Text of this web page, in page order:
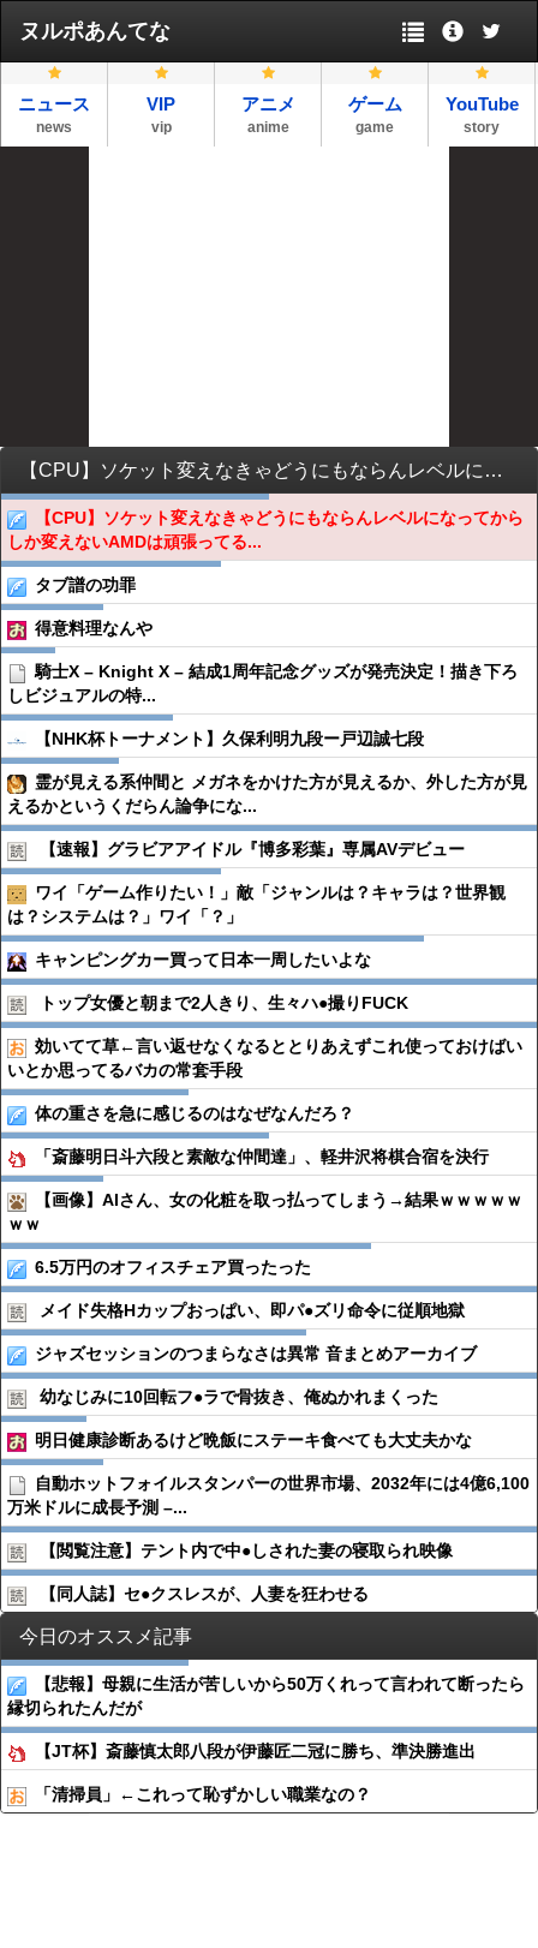
ヌルポあんてな
ニュース
news
VIP
vip
アニメ
anime
ゲーム
game
YouTube
story
【CPU】ソケット変えなきゃどうにもならんレベルになってからしか変えないAMDは頑張ってるな
【CPU】ソケット変えなきゃどうにもならんレベルになってから
しか変えないAMDは頑張ってる...
タブ譜の功罪
得意料理なんや
騎士X – Knight X – 結成1周年記念グッズが発売決定！描き下ろ
しビジュアルの特...
【NHK杯トーナメント】久保利明九段ー戸辺誠七段
霊が見える系仲間と メガネをかけた方が見えるか、外した方が見
えるかというくだらん論争にな...
【速報】グラビアアイドル『博多彩葉』専属AVデビュー
ワイ「ゲーム作りたい！」敵「ジャンルは？キャラは？世界観
は？システムは？」ワイ「？」
キャンピングカー買って日本一周したいよな
トップ女優と朝まで2人きり、生々ハ●︎撮りFUCK
効いてて草←言い返せなくなるととりあえずこれ使っておけばい
いとか思ってるバカの常套手段
体の重さを急に感じるのはなぜなんだろ？
「斎藤明日斗六段と素敵な仲間達」、軽井沢将棋合宿を決行
【画像】AIさん、女の化粧を取っ払ってしまう→結果ｗｗｗｗｗ
ｗｗ
6.5万円のオフィスチェア買ったった
メイド失格Hカップおっぱい、即パ●︎ズリ命令に従順地獄
ジャズセッションのつまらなさは異常 音まとめアーカイブ
幼なじみに10回転フ●︎ラで骨抜き、俺ぬかれまくった
明日健康診断あるけど晩飯にステーキ食べても大丈夫かな
自動ホットフォイルスタンパーの世界市場、2032年には4億6,100
万米ドルに成長予測 –...
【閲覧注意】テント内で中●︎しされた妻の寝取られ映像
【同人誌】セ●︎クスレスが、人妻を狂わせる
今日のオススメ記事
【悲報】母親に生活が苦しいから50万くれって言われて断ったら
縁切られたんだが
【JT杯】斎藤慎太郎八段が伊藤匠二冠に勝ち、準決勝進出
「清掃員」←これって恥ずかしい職業なの？